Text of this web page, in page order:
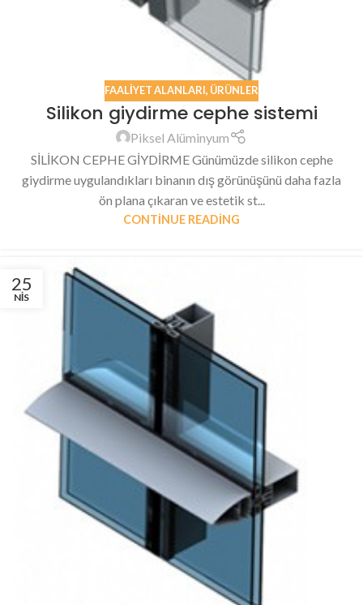
FAALIYET ALANLARI, ÜRÜNLER
Silikon giydirme cephe sistemi
Piksel Alüminyum
SİLİKON CEPHE GİYDİRME Günümüzde silikon cephe
giydirme uygulandıkları binanın dış görünüşünü daha fazla
ön plana çıkaran ve estetik st...
CONTINUE READING
25
NIS